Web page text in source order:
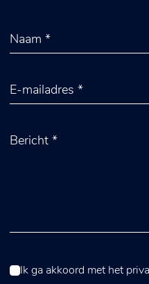
Ik ga akkoord met het